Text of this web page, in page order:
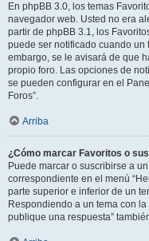
En phpBB 3.0, los temas
navegador web. Usted no era
partir de phpBB 3.1, los
puede ser notificado cuando un
embargo, se le avisará de que
propio foro. Las opciones de
se pueden configurar en el
Foros”.
Arriba
¿Cómo marcar Favoritos o
Puede marcar o suscribirse a
correspondiente en el menú
parte superior e inferior de un
Respondiendo a un tema con
publique una respuesta”